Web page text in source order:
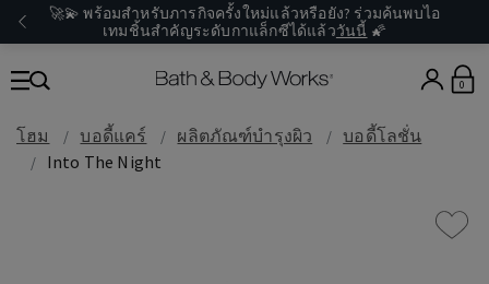
🚀💫 พร้อมสำหรับภารกิจครั้งใหม่แล้วหรือยัง? ร่วมค้นพบไอ
เทมชิ้นสำคัญระดับกาแล็กซีได้แล้ววันนี้ 🌠
0
โฮม บอดี้แคร์ ผลิตภัณฑ์บำรุงผิว
บอดี้โลชั่น
Into The Night